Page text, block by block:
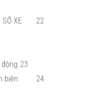
XE
22
23
biên.
24